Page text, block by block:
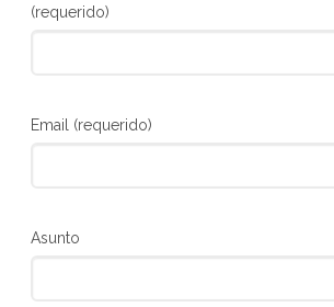
(requerido)
Email (requerido)
Asunto